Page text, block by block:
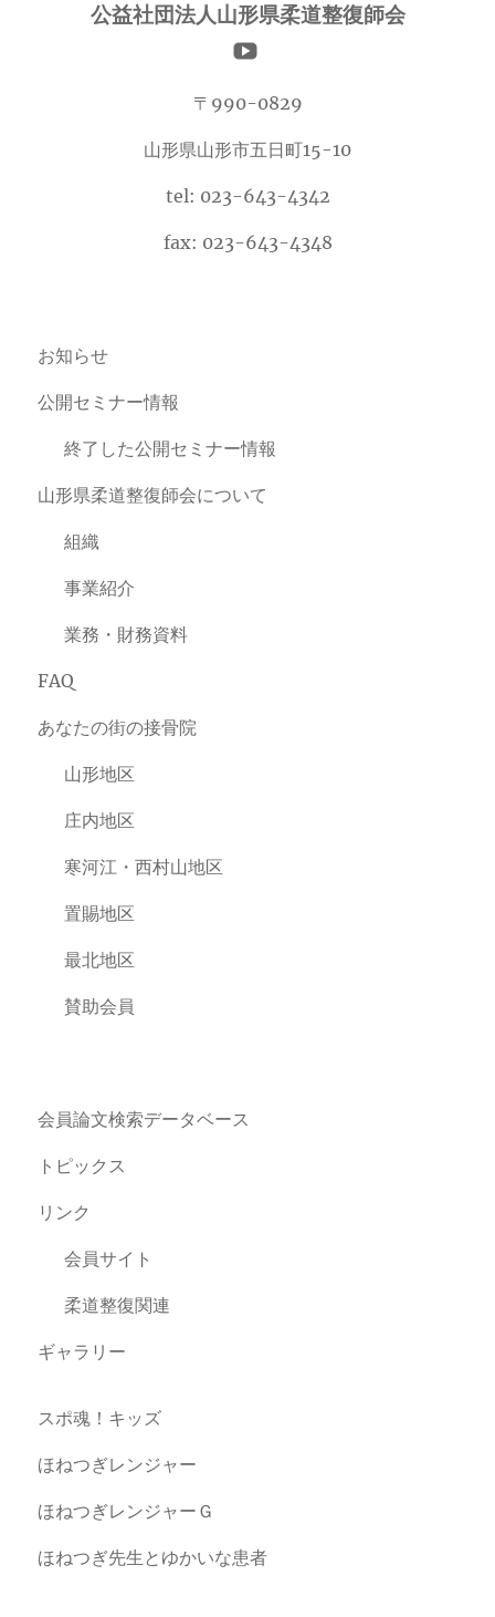
公益社団法人山形県柔道整復師会
〒990-0829
山形県山形市五日町15-10
tel: 023-643-4342
fax: 023-643-4348
お知らせ
公開セミナー情報
終了した公開セミナー情報
山形県柔道整復師会について
組織
事業紹介
業務・財務資料
FAQ
あなたの街の接骨院
山形地区
庄内地区
寒河江・西村山地区
置賜地区
最北地区
賛助会員
会員論文検索データベース
トピックス
リンク
会員サイト
柔道整復関連
ギャラリー
スポ魂！キッズ
ほねつぎレンジャー
ほねつぎレンジャーＧ
ほねつぎ先生とゆかいな患者